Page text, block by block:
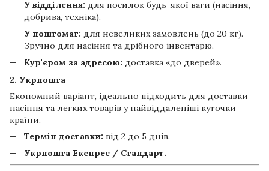
У відділення: для посилок будь-якої ваги (насіння,
добрива, техніка).
У поштомат: для невеликих замовлень (до 20 кг).
Зручно для насіння та дрібного інвентарю.
Кур'єром за адресою: доставка «до дверей».
2. Укрпошта
Економний варіант, ідеально підходить для доставки
насіння та легких товарів у найвіддаленіші куточки
країни.
Термін доставки: від 2 до 5 днів.
Укрпошта Експрес / Стандарт.